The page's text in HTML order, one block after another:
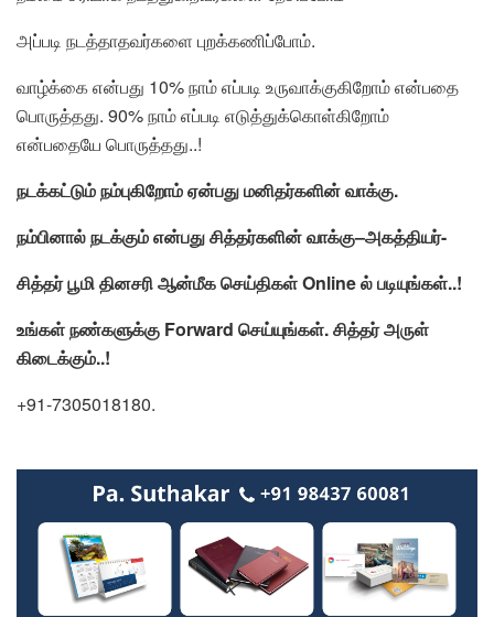
அப்படி நடத்தாதவர்களை புறக்கணிப்போம்.
வாழ்க்கை என்பது 10% நாம் எப்படி உருவாக்குகிறோம் என்பதை
பொருத்தது. 90% நாம் எப்படி எடுத்துக்கொள்கிறோம்
என்பதையே பொருத்தது..!
நடக்கட்டும்நம்புகிறோம்ஏன்பதுமனிதர்களின்வாக்கு.
நம்பினால்நடக்கும்என்பதுசித்தர்களின்வாக்கு–அகத்தியர்-
சித்தர்பூமிதினசரிஆன்மீகசெய்திகள்Onlineல் படியுங்கள்..!
உங்கள் நண்களுக்கு Forward செய்யுங்கள்.சித்தர் அருள்
கிடைக்கும்..!
+91-7305018180.